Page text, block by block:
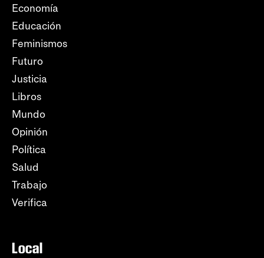
Economía
Educación
Feminismos
Futuro
Justicia
Libros
Mundo
Opinión
Política
Salud
Trabajo
Verifica
Local